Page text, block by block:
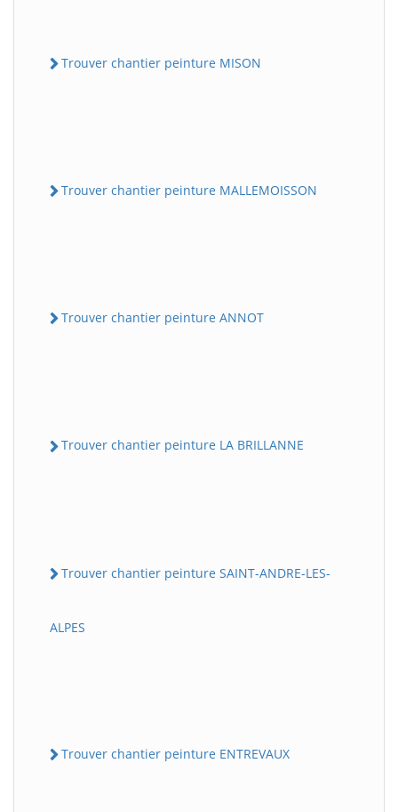
Trouver chantier peinture MISON
Trouver chantier peinture MALLEMOISSON
Trouver chantier peinture ANNOT
Trouver chantier peinture LA BRILLANNE
Trouver chantier peinture SAINT-ANDRE-LES-
ALPES
Trouver chantier peinture ENTREVAUX